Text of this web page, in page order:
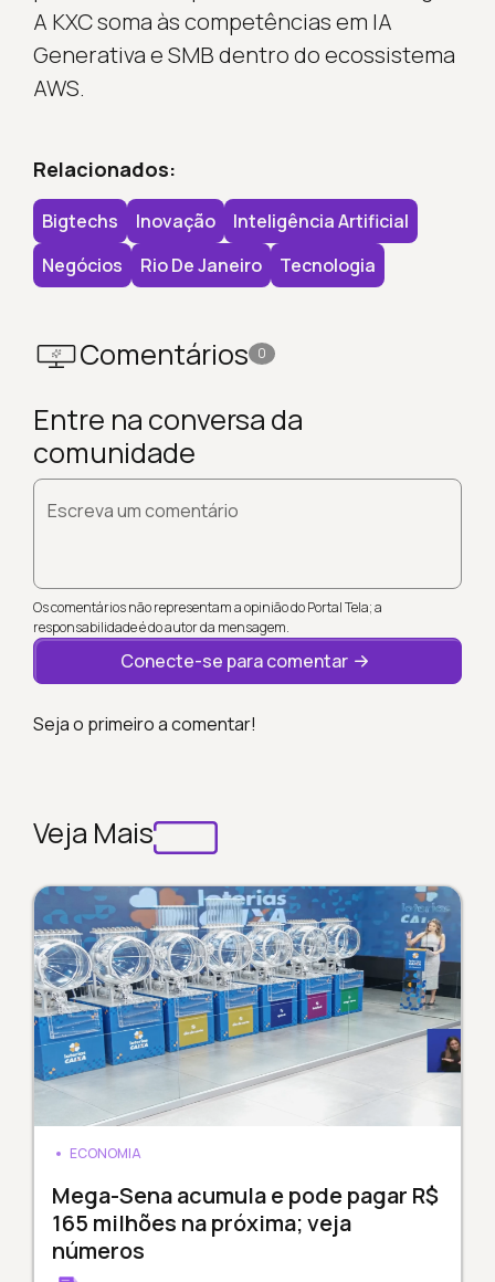
A KXC soma às competências em IA
Generativa e SMB dentro do ecossistema
AWS.
Relacionados:
Bigtechs Inovação
Inteligência Artificial
Negócios
Rio De Janeiro Tecnologia
Comentários 0
Entre na conversa da
comunidade
Escreva um comentário
Os comentários não representam a opinião do Portal Tela; a
responsabilidade é do autor da mensagem.
Conecte-se para comentar
Seja o primeiro a comentar!
Veja Mais
ECONOMIA
Mega-Sena acumula e pode pagar R$
165 milhões na próxima; veja
números